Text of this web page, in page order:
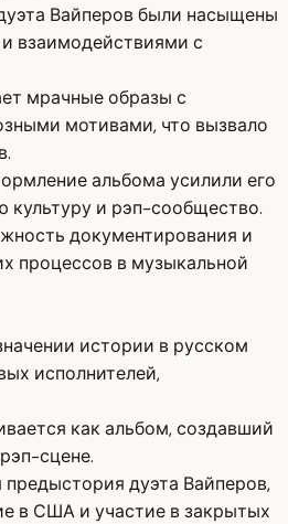
Вайперов были насыщены
взаимодействиями с
мрачные образы с
мотивами, что вызвало
альбома усилили его
культуру и рэп-сообщество.
документирования и
процессов в музыкальной
истории в русском
исполнителей,
как альбом, создавший
сцене.
дуэта Вайперов,
в США и участие в закрытых